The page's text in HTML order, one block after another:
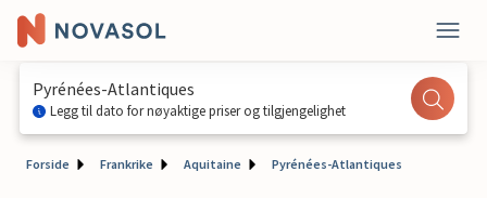
Pyrénées-Atlantiques
Legg til dato for nøyaktige priser og tilgjengelighet
Forside Frankrike Aquitaine Pyrénées-Atlantiques